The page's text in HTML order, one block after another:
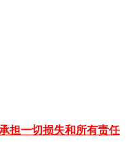
担一切损失和所有责任